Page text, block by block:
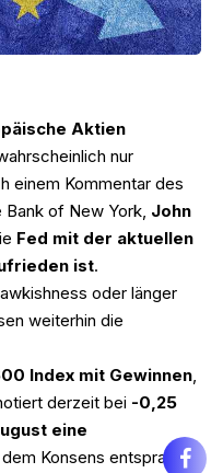
Aktien
nur
einem Kommentar des
Bank of New York, John
Fed mit der aktuellen
ist.
oder länger
weiterhin die
Index mit Gewinnen,
derzeit bei -0,25
eine
Konsens entsprach